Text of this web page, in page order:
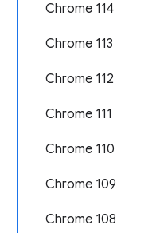
Chrome 114
Chrome 113
Chrome 112
Chrome 111
Chrome 110
Chrome 109
Chrome 108